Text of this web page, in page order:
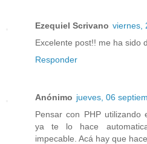
Ezequiel Scrivano viernes,
Excelente post!! me ha sido
Responder
Anónimo jueves, 06
Pensar con PHP utilizando
ya te lo hace
impecable. Acá hay que